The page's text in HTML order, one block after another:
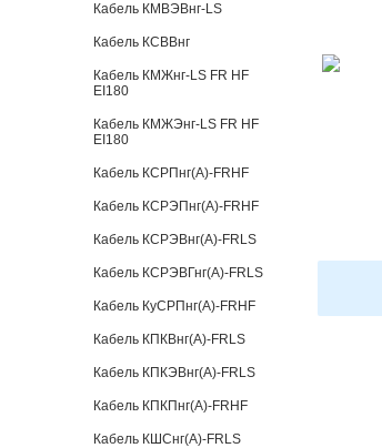
Кабель КМВЭВнг-LS
Кабель КСВВнг
Кабель КМЖнг-LS FR HF
EI180
Кабель КМЖЭнг-LS FR HF
EI180
Кабель КСРПнг(А)-FRHF
Кабель КСРЭПнг(А)-FRHF
Кабель КСРЭВнг(А)-FRLS
Кабель КСРЭВГнг(А)-FRLS
Кабель КуСРПнг(А)-FRHF
Кабель КПКВнг(А)-FRLS
Кабель КПКЭВнг(А)-FRLS
Кабель КПКПнг(А)-FRHF
Кабель КШСнг(А)-FRLS